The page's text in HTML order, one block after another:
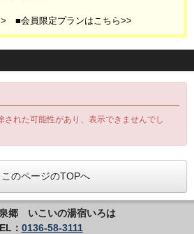
■会員限定プランはこちら>>
された可能性があり、表示できませんでし
このページのTOPへ
郷 いこいの湯宿いろは
： 0136-58-3111